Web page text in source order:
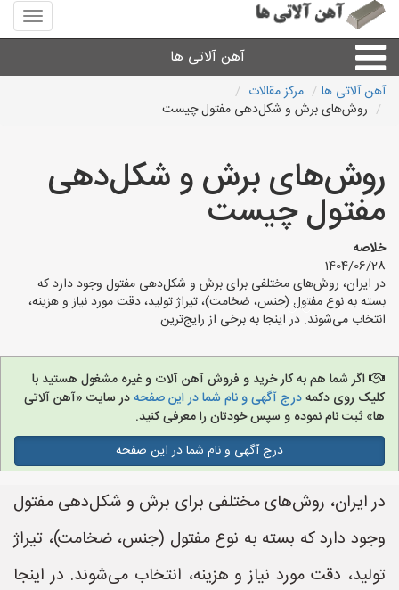
منوی
سایت
آلاتی
آهن آلاتی ها
میلگرد نبشی،مفتول
لوله و اتصالات
سایر آهن آلات
آهن آلاتی های شهرها
آهن آلاتی ها
مرکز مقالات
روش‌های برش و شکل‌دهی مفتول چیست
روش‌های برش و شکل‌دهی
مفتول چیست
خلاصه
1404/06/28
در ایران، روش‌های مختلفی برای برش و شکل‌دهی مفتول وجود دارد که
بسته به نوع مفتول (جنس، ضخامت)، تیراژ تولید، دقت مورد نیاز و هزینه،
انتخاب می‌شوند. در اینجا به برخی از رایج‌ترین
اگر شما هم به کار خرید و فروش آهن آلات و غیره مشغول هستید با
کلیک روی دکمهدرج آگهی و نام شما در این صفحهدر سایت «آهن آلاتی
ها» ثبت نام نموده و سپس خودتان را معرفی کنید.
درج آگهی و نام شما در این صفحه
در ایران، روش‌های مختلفی برای برش و شکل‌دهی مفتول
وجود دارد که بسته به نوع مفتول (جنس، ضخامت)، تیراژ
تولید، دقت مورد نیاز و هزینه، انتخاب می‌شوند. در اینجا